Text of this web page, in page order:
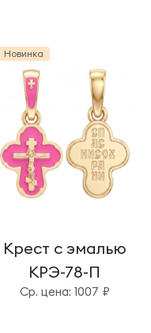
Новинка
Крест с эмалью
КРЭ-78-П
Cр. цена: 1007 ₽